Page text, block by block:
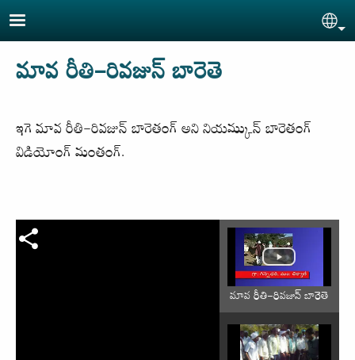
Skip to main content
మావ రీతి-రివజున్ బారెతె
ఇగె మావ రీతి-రివజున్ బారెతంగ్ అని నియమ్కున్ బారెతంగ్
విడియోంగ్ మంతంగ్.
మావ రీతి-రివజున్ బారెతె